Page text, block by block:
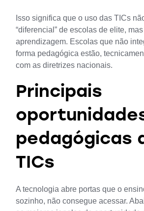
Isso significa que o uso das TICs
“diferencial” de escolas de elite,
aprendizagem. Escolas que não
forma pedagógica estão,
com as diretrizes nacionais.
Principais
pedagógicas
TICs
A tecnologia abre portas que o
sozinho, não consegue acessar.